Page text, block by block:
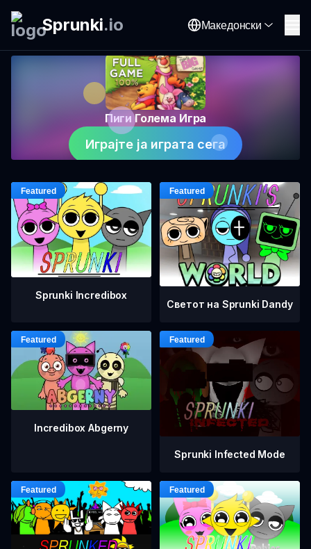
Sprunki.io Македонски
Пиги Голема Игра
Играјте ја играта сега
Sprunki Incredibox
Светот на Sprunki Dandy
Incredibox Abgerny
Sprunki Infected Mode